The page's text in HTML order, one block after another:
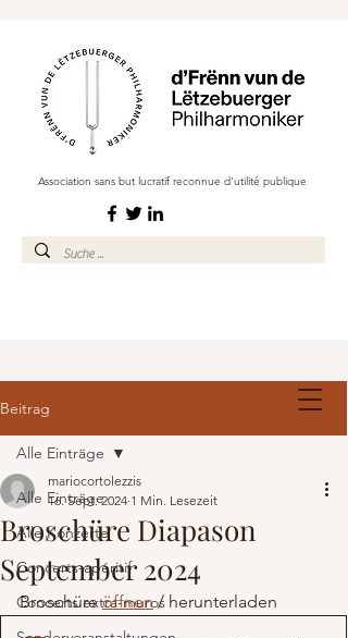
Association sans but lucratif reconnue d'utilité publique
Beitrag
Alle Einträge
Alle Konzerte
Concerts-apéritif
Concerts extra-muros
Alle Einträge
Broschüre Diapason
September 2024
mariocortolezzis
16. Sept. 2024 1 Min. Lesezeit
Broschüre öffnen / herunterladen